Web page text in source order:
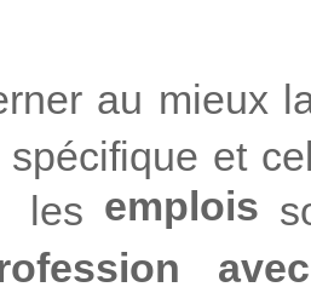
au mieux
spécifique et
les emplois